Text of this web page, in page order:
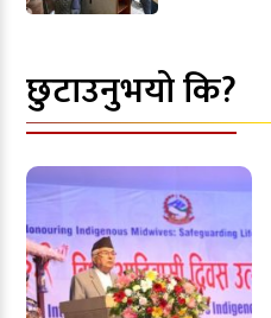
छुटाउनुभयो कि?